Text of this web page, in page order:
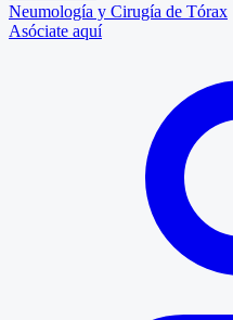
Neumología y Cirugía de Tórax
Asóciate aquí